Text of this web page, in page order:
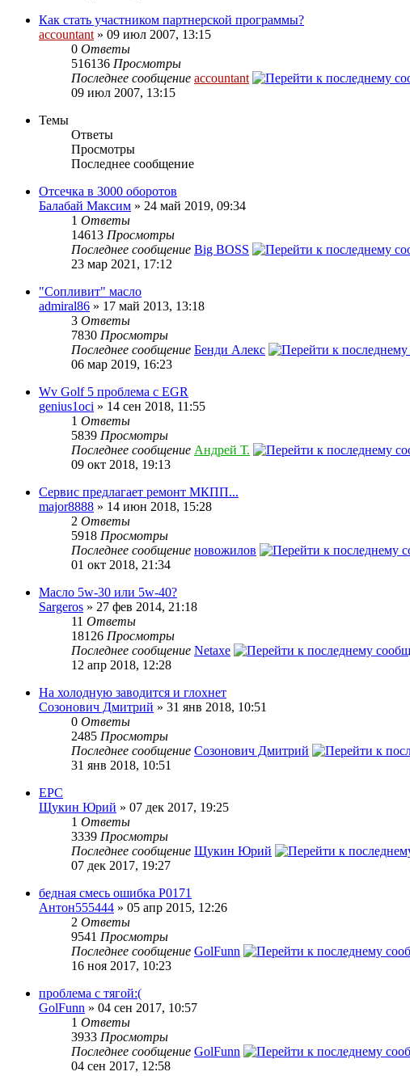
Как стать участником партнерской программы?
accountant » 09 июл 2007, 13:15
0 Ответы
516136 Просмотры
Последнее сообщение accountant
09 июл 2007, 13:15
Темы
Ответы
Просмотры
Последнее сообщение
Отсечка в 3000 оборотов
Балабай Максим » 24 май 2019, 09:34
1 Ответы
14613 Просмотры
Последнее сообщение Big BOSS
23 мар 2021, 17:12
"Сопливит" масло
admiral86 » 17 май 2013, 13:18
3 Ответы
7830 Просмотры
Последнее сообщение Бенди Алекс
06 мар 2019, 16:23
Wv Golf 5 проблема с EGR
genius1oci » 14 сен 2018, 11:55
1 Ответы
5839 Просмотры
Последнее сообщение Андрей Т.
09 окт 2018, 19:13
Сервис предлагает ремонт МКПП...
major8888 » 14 июн 2018, 15:28
2 Ответы
5918 Просмотры
Последнее сообщение новожилов
01 окт 2018, 21:34
Масло 5w-30 или 5w-40?
Sargeros » 27 фев 2014, 21:18
11 Ответы
18126 Просмотры
Последнее сообщение Netaxe
12 апр 2018, 12:28
На холодную заводится и глохнет
Созонович Дмитрий » 31 янв 2018, 10:51
0 Ответы
2485 Просмотры
Последнее сообщение Созонович Дмитрий
31 янв 2018, 10:51
EPC
Щукин Юрий » 07 дек 2017, 19:25
1 Ответы
3339 Просмотры
Последнее сообщение Щукин Юрий
07 дек 2017, 19:27
бедная смесь ошибка Р0171
Антон555444 » 05 апр 2015, 12:26
2 Ответы
9541 Просмотры
Последнее сообщение GolFunn
16 ноя 2017, 10:23
проблема с тягой:(
GolFunn » 04 сен 2017, 10:57
1 Ответы
3933 Просмотры
Последнее сообщение GolFunn
04 сен 2017, 12:58